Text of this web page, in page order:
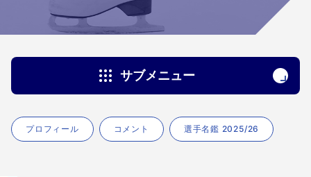
サブメニュー
プロフィール コメント 選手名鑑 2025/26